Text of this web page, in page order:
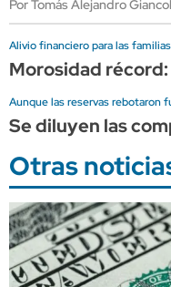
Por Tomás Alejandro
Alivio financiero para las familias
Morosidad
Aunque las reservas rebotaron
Se diluyen las
Otras